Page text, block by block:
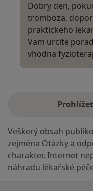
Dobry den,
tromboza,
praktickeho
Vam urcite
vhodna
Veškerý obsah
zejména Otázky a
charakter. Internet
náhradu lékařské